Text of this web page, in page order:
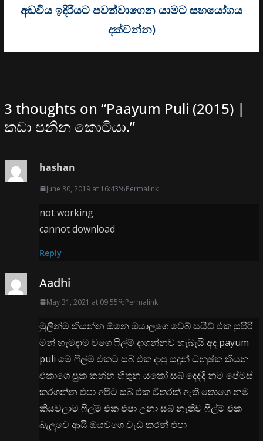
අඩවිය ඉදිරියට පවත්වාගෙන යාමට සහයෝගය
දක්වන්න)
3 thoughts on “Paayum Puli (2015) |
කඩා පනින කොටියා.”
hashan
June 30, 2019 at 16:43 Permalink
not working
cannot download
Reply
Aadhi
May 31, 2021 at 09:55 Permalink
මුලින්ම කියන්න ඕනෙ ඔයාලගෙ වෙබ් සයිඩ් එක සුපිරි
මන් හැමදාම වගෙ ෆිල්ම් දාගන්නව හැබැයි අද payum
puli මේ ෆිල්ම් එකට සබ් එක දාපු සදුන් ධනුෂ්ක කියන
එකාගෙ පුක කන්න හිතුන යකෝ සබ් දෙද්දි නම පේමස්
කරගන්න එපා අපිට සබ් එක විතරක් ඇති තොගෙ නම
කියවලාම ෆිල්ම් එක එපා උනා සබ් නැතිව ෆිල්ම් එක
බැලුවෙ ආයි ඔයවගෙ වැඩ කරන් එපා